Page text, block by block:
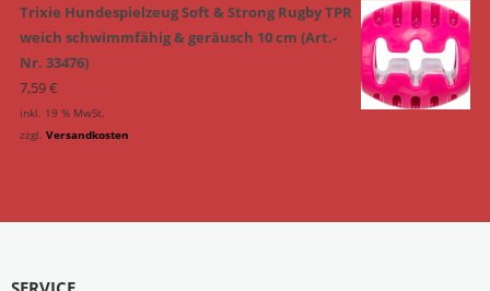
Trixie Hundespielzeug Soft & Strong Rugby TPR
weich schwimmfähig & geräusch 10 cm (Art.-
Nr. 33476)
7,59€
inkl. 19 % MwSt.
zzgl. Versandkosten